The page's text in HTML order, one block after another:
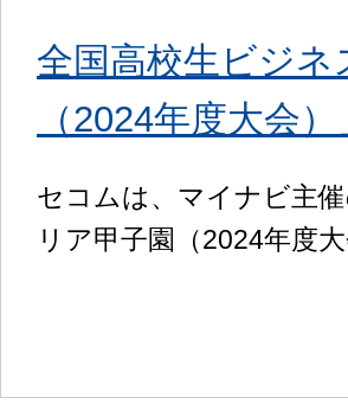
全国高校生ビジ
（2024年度大会
セコムは、マイナビ主
リア甲子園（2024年度